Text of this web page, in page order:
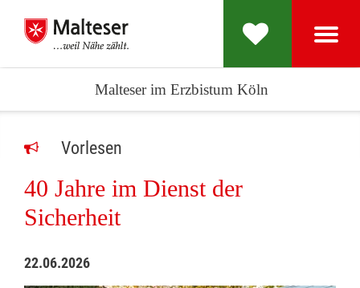
Malteser im Erzbistum Köln
Vorlesen
40 Jahre im Dienst der
Sicherheit
22.06.2026